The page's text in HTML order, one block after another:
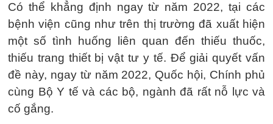
Có thể khẳng định ngay từ năm 2022, tại các
bệnh viện cũng như trên thị trường đã xuất hiện
một số tình huống liên quan đến thiếu thuốc,
thiếu trang thiết bị vật tư y tế. Để giải quyết vấn
đề này, ngay từ năm 2022, Quốc hội, Chính phủ
cùng Bộ Y tế và các bộ, ngành đã rất nỗ lực và
cố gắng.